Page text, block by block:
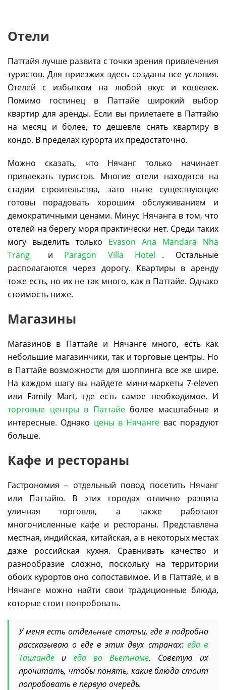
Отели
Паттайя лучше развита с точки зрения привлечения
туристов. Для приезжих здесь созданы все условия.
Отелей с избытком на любой вкус и кошелек.
Помимо гостинец в Паттайе широкий выбор
квартир для аренды. Если вы прилетаете в Паттайю
на месяц и более, то дешевле снять квартиру в
кондо. В пределах курорта их предостаточно.
Можно сказать, что Нячанг только начинает
привлекать туристов. Многие отели находятся на
стадии строительства, зато ныне существующие
готовы порадовать хорошим обслуживанием и
демократичными ценами. Минус Нячанга в том, что
отелей на берегу моря практически нет. Среди таких
могу выделить только Evason Ana Mandara Nha
Trang
и Paragon Villa Hotel
. Остальные
располагаются через дорогу. Квартиры в аренду
тоже есть, но их не так много, как в Паттайе. Однако
стоимость ниже.
Магазины
Магазинов в Паттайе и Нячанге много, есть как
небольшие магазинчики, так и торговые центры. Но
в Паттайе возможности для шоппинга все же шире.
На каждом шагу вы найдете мини-маркеты 7-eleven
или Family Mart, где есть самое необходимое. И
торговые центры в Паттайеболее масштабные и
интересные. Однако цены в Нячанге вас порадуют
больше.
Кафе и рестораны
Гастрономия – отдельный повод посетить Нячанг
или Паттайю. В этих городах отлично развита
уличная торговля, а также работают
многочисленные кафе и рестораны. Представлена
местная, индийская, китайская, а в некоторых местах
даже российская кухня. Сравнивать качество и
разнообразие сложно, поскольку на территории
обоих курортов оно сопоставимое. И в Паттайе, и в
Нячанге можно найти свои традиционные блюда,
которые стоит попробовать.
У меня есть отдельные статьи, где я подробно
рассказываю о еде в этих двух странах: еда в
Таиланде и еда во Вьетнаме. Советую их
прочитать, чтобы понять, какие блюда стоит
попробовать в первую очередь.